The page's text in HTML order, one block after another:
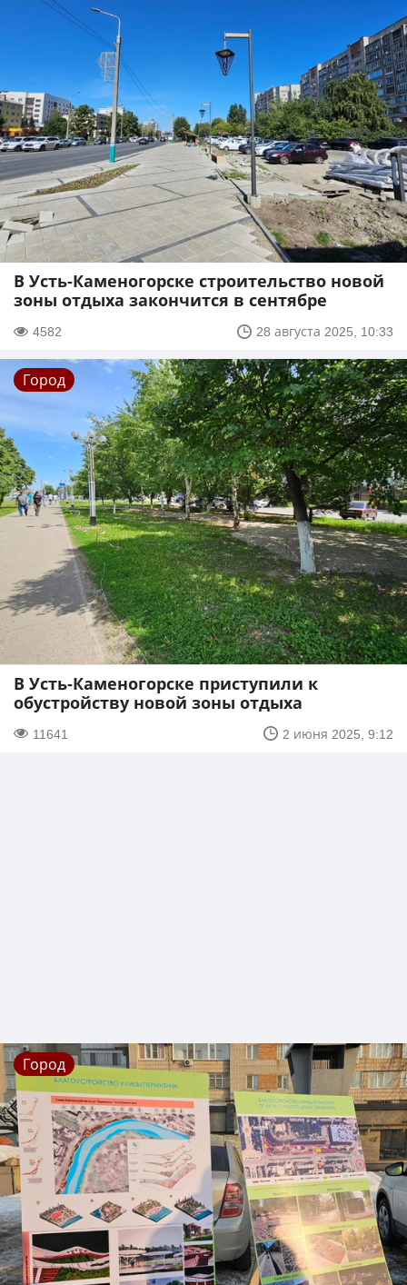
В Усть-Каменогорске строительство новой
зоны отдыха закончится в сентябре
4582 28 августа 2025, 10:33
Город
В Усть-Каменогорске приступили к
обустройству новой зоны отдыха
11641 2 июня 2025, 9:12
Город